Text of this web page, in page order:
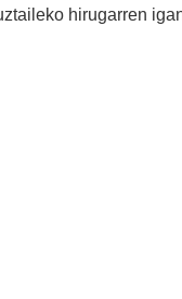
hirugarren